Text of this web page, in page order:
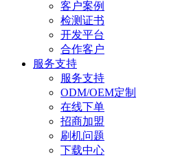
客户案例
检测证书
开发平台
合作客户
服务支持
服务支持
ODM/OEM定制
在线下单
招商加盟
刷机问题
下载中心